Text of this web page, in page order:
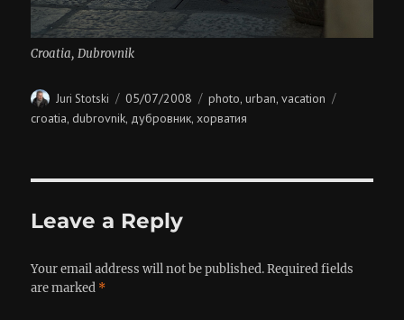
Croatia, Dubrovnik
Author
Juri Stotski
Posted
on
05/07/2008 Categories
photo,urban,vacation
croatia,dubrovnik, дубровник,хорватия
Leave a Reply
Your email address will not be published. Required fields
are marked *